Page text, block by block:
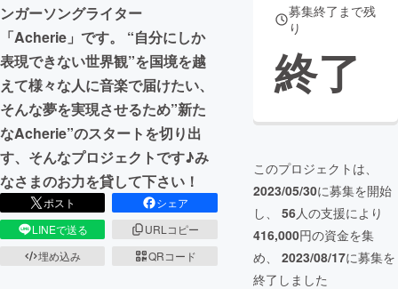
ンガーソングライター
「Acherie」です。 “自分にしか
表現できない世界観”を国境を越
えて様々な人に音楽で届けたい、
そんな夢を実現させるため”新た
なAcherie”のスタートを切り出
す、そんなプロジェクトです♪み
なさまのお力を貸して下さい！
ポスト
シェア
LINEで送る
URLコピー
埋め込み
QRコード
募集終了まで残
り
終了
このプロジェクトは、
2023/05/30に募集を開始
し、 56人の支援により
416,000円の資金を集
め、 2023/08/17に募集を
終了しました